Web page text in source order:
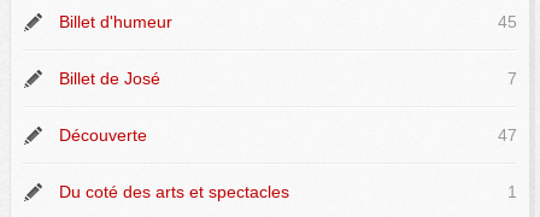
Billet d'humeur 45
Billet de José 7
Découverte 47
Du coté des arts et spectacles 1